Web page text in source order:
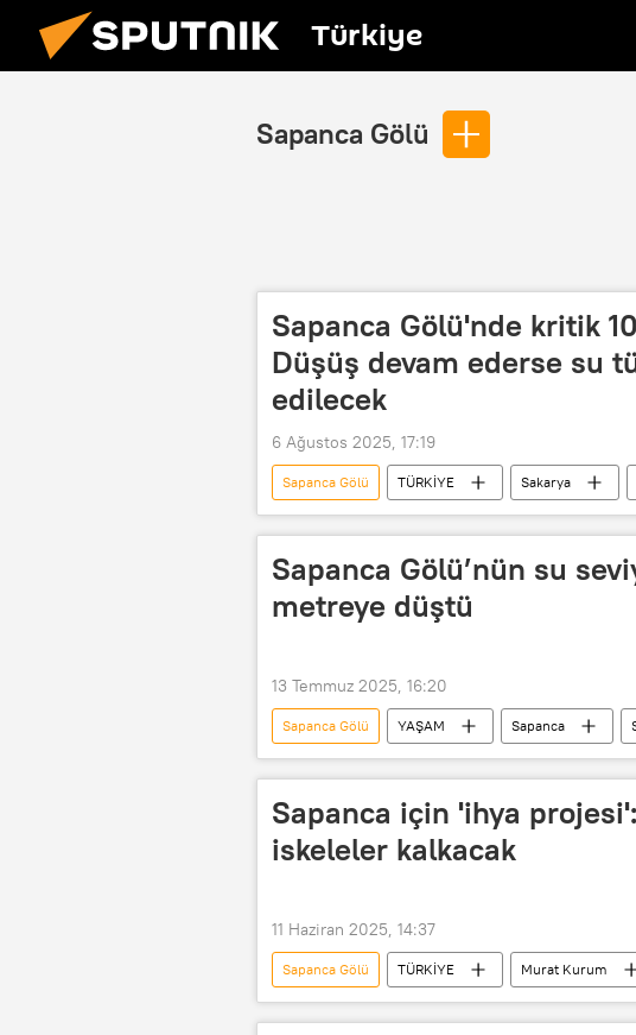
Türkiye
Sapanca Gölü
Sapanca Gölü'nde kritik
Düşüş devam ederse su
edilecek
6 Ağustos 2025, 17:19
Sapanca Gölü TÜRKİYE Sakarya
Sapanca Gölü’nün su
metreye düştü
13 Temmuz 2025, 16:20
Sapanca Gölü YAŞAM Sapanca
Sapanca için 'ihya
iskeleler kalkacak
11 Haziran 2025, 14:37
Sapanca Gölü TÜRKİYE Murat Kurum